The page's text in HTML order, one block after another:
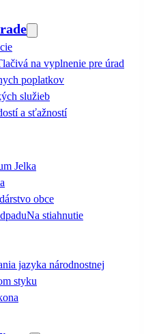
na vyplnenie pre úrad
poplatkov
služieb
a sťažností
Jelka
obce
Na stiahnutie
jazyka národnostnej
styku